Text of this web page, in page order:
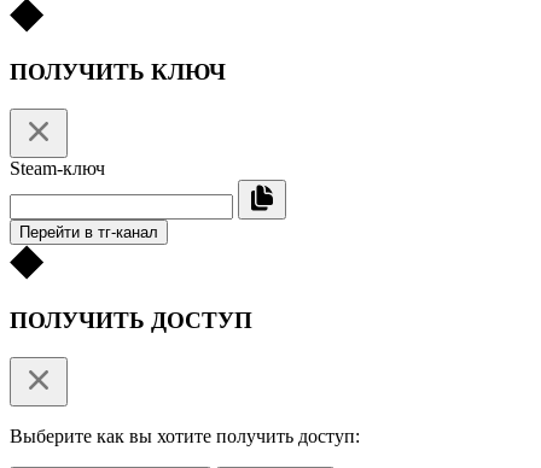
ПОЛУЧИТЬ КЛЮЧ
Steam-ключ
Перейти в тг-канал
ПОЛУЧИТЬ ДОСТУП
Выберите как вы хотите получить доступ: